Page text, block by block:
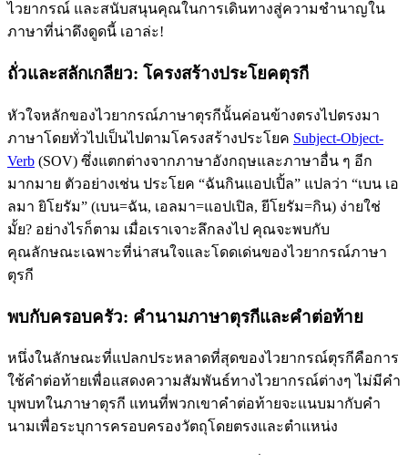
ไวยากรณ์ และสนับสนุนคุณในการเดินทางสู่ความชำนาญใน
ภาษาที่น่าดึงดูดนี้ เอาล่ะ!
ถั่วและสลักเกลียว: โครงสร้างประโยคตุรกี
หัวใจหลักของไวยากรณ์ภาษาตุรกีนั้นค่อนข้างตรงไปตรงมา
ภาษาโดยทั่วไปเป็นไปตามโครงสร้างประโยค Subject-Object-
Verb (SOV) ซึ่งแตกต่างจากภาษาอังกฤษและภาษาอื่น ๆ อีก
มากมาย ตัวอย่างเช่น ประโยค “ฉันกินแอปเปิ้ล” แปลว่า “เบน เอ
ลมา ยิโยรัม” (เบน=ฉัน, เอลมา=แอปเปิล, ยีโยรัม=กิน) ง่ายใช่
มั้ย? อย่างไรก็ตาม เมื่อเราเจาะลึกลงไป คุณจะพบกับ
คุณลักษณะเฉพาะที่น่าสนใจและโดดเด่นของไวยากรณ์ภาษา
ตุรกี
พบกับครอบครัว: คํานามภาษาตุรกีและคําต่อท้าย
หนึ่งในลักษณะที่แปลกประหลาดที่สุดของไวยากรณ์ตุรกีคือการ
ใช้คําต่อท้ายเพื่อแสดงความสัมพันธ์ทางไวยากรณ์ต่างๆ ไม่มีคํา
บุพบทในภาษาตุรกี แทนที่พวกเขาคําต่อท้ายจะแนบมากับคํา
นามเพื่อระบุการครอบครองวัตถุโดยตรงและตําแหน่ง